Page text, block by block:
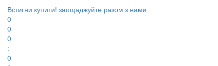
Встигни купити! заощаджуйте разом з нами
0
0
0
:
0